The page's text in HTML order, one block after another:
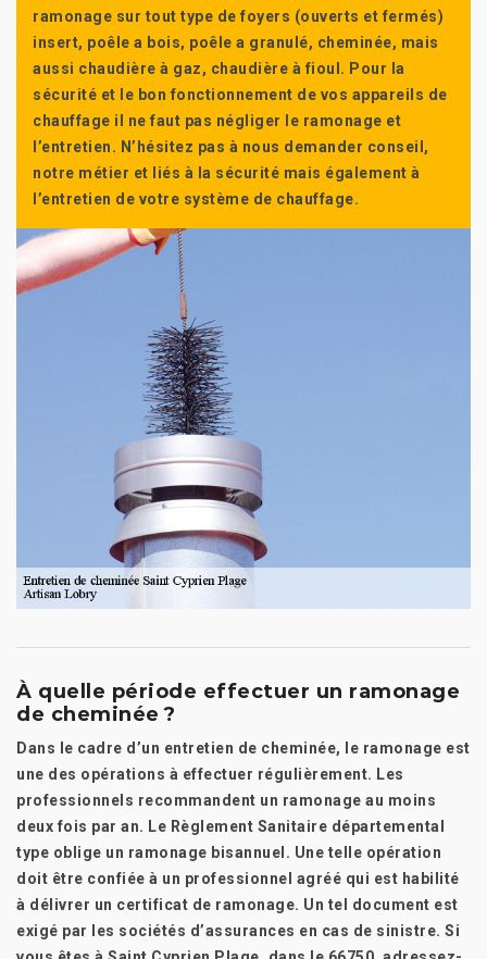
ramonage sur tout type de foyers (ouverts et fermés)
insert, poêle a bois, poêle a granulé, cheminée, mais
aussi chaudière à gaz, chaudière à fioul. Pour la
sécurité et le bon fonctionnement de vos appareils de
chauffage il ne faut pas négliger le ramonage et
l’entretien. N’hésitez pas à nous demander conseil,
notre métier et liés à la sécurité mais également à
l’entretien de votre système de chauffage.
À quelle période effectuer un ramonage
de cheminée ?
Dans le cadre d’un entretien de cheminée, le ramonage est
une des opérations à effectuer régulièrement. Les
professionnels recommandent un ramonage au moins
deux fois par an. Le Règlement Sanitaire départemental
type oblige un ramonage bisannuel. Une telle opération
doit être confiée à un professionnel agréé qui est habilité
à délivrer un certificat de ramonage. Un tel document est
exigé par les sociétés d’assurances en cas de sinistre. Si